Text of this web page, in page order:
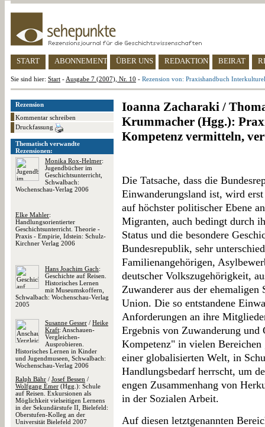
START ABONNEMENT ÜBER UNS REDAKTION BEIRAT
Sie sind hier: Start - Ausgabe 7 (2007), Nr. 10 - Rezension von: Praxishandbuch
Rezension
Kommentar schreiben
Druckfassung
Thematisch verwandte
Rezensionen:
Monika Rox-Helmer:
Jugendbücher im
Geschichtsunterricht,
Schwalbach:
Wochenschau-Verlag 2006
Elke Mahler:
Handlungsorientierter
Geschichtsunterricht. Theorie -
Praxis - Empirie, Idstein: Schulz-
Kirchner Verlag 2006
Hans Joachim Gach:
Geschichte auf Reisen.
Historisches Lernen
mit Museumskoffern,
Schwalbach: Wochenschau-Verlag
2005
Susanne Gesser / Heike
Kraft: Anschauen-
Vergleichen-
Ausprobieren.
Historisches Lernen in Kinder
und Jugendmuseen, Schwalbach:
Wochenschau-Verlag 2006
Ralph Bähr / Josef Bessen /
Wolfgang Emer (Hgg.): Schule
auf Reisen. Exkursionen als
Möglichkeit vielseitigen Lernens
in der Sekundärstufe II, Bielefeld:
Oberstufen-Kolleg an der
Universität Bielefeld 2007
Ioanna Zacharaki /
Krummacher (Hgg.):
Kompetenz vermitteln,
Die Tatsache, dass die
Einwanderungsland ist, wird
auf höchster politischer Ebene
Migranten, auch bedingt durch
Status und die besondere
Bundesrepublik, sehr
Familienangehörigen,
deutscher Volkszugehörigkeit,
Zuwanderer aus der
Union. Die so entstandene
Anforderungen an ihre
Ergebnis von Zuwanderung
Kompetenz" in vielen
einer globalisierten Welt, in
Handlungsbedarf herrscht, um
engen Zusammenhang von
in der Sozialen Arbeit.
Auf diesen letztgenannten